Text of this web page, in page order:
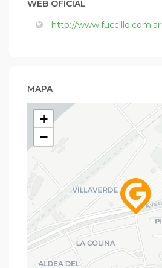
WEB OFICIAL
http://www.fuccillo.com.ar
MAPA
+
−